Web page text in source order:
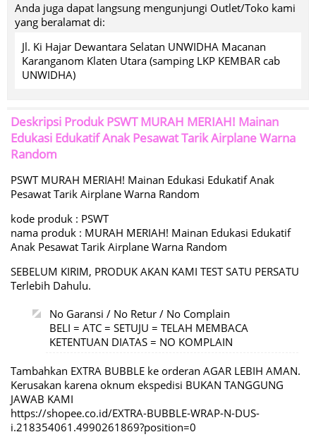
Anda juga dapat langsung mengunjungi Outlet/Toko kami
yang beralamat di:
Jl. Ki Hajar Dewantara Selatan UNWIDHA Macanan
Karanganom Klaten Utara (samping LKP KEMBAR cab
UNWIDHA)
Deskripsi ProdukPSWT MURAH MERIAH! Mainan
Edukasi Edukatif Anak Pesawat Tarik Airplane Warna
Random
PSWT MURAH MERIAH! Mainan Edukasi Edukatif Anak
Pesawat Tarik Airplane Warna Random
kode produk : PSWT
nama produk : MURAH MERIAH! Mainan Edukasi Edukatif
Anak Pesawat Tarik Airplane Warna Random
SEBELUM KIRIM, PRODUK AKAN KAMI TEST SATU PERSATU
Terlebih Dahulu.
No Garansi / No Retur / No Complain
BELI = ATC = SETUJU = TELAH MEMBACA
KETENTUAN DIATAS = NO KOMPLAIN
Tambahkan EXTRA BUBBLE ke orderan AGAR LEBIH AMAN.
Kerusakan karena oknum ekspedisi BUKAN TANGGUNG
JAWAB KAMI
https://shopee.co.id/EXTRA-BUBBLE-WRAP-N-DUS-
i.218354061.4990261869?position=0